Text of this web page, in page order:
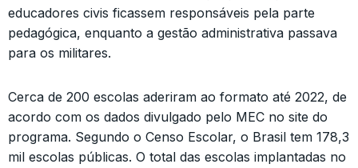
educadores civis ficassem responsáveis pela parte
pedagógica, enquanto a gestão administrativa passava
para os militares.
Cerca de 200 escolas aderiram ao formato até 2022, de
acordo com os dados divulgado pelo MEC no site do
programa. Segundo o Censo Escolar, o Brasil tem 178,3
mil escolas públicas. O total das escolas implantadas no